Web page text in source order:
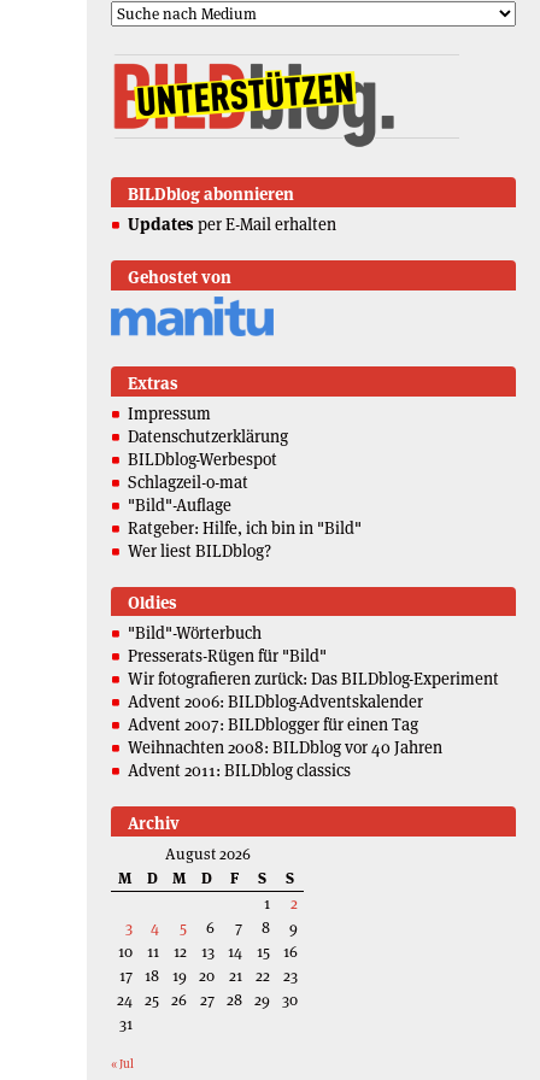
BILDblog abonnieren
Updates per E-Mail erhalten
Gehostet von
Extras
Impressum
Datenschutzerklärung
BILDblog-Werbespot
Schlagzeil-o-mat
"Bild"-Auflage
Ratgeber: Hilfe, ich bin in "Bild"
Wer liest BILDblog?
Oldies
"Bild"-Wörterbuch
Presserats-Rügen für "Bild"
Wir fotografieren zurück: Das BILDblog-Experiment
Advent 2006: BILDblog-Adventskalender
Advent 2007: BILDblogger für einen Tag
Weihnachten 2008: BILDblog vor 40 Jahren
Advent 2011: BILDblog classics
Archiv
August 2026
M
D M D F S
S
1
2
3
4 5 6 7 8
9
10
11 12 13 14 15
16
17 18 19 20 21 22
23
24 25 26 27 28 29 30
31
« Jul